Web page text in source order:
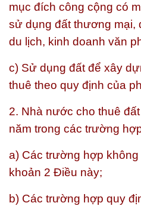
mục đích công cộng có
sử dụng đất thương mại,
du lịch, kinh doanh văn
c) Sử dụng đất để xây
thuê theo quy định của
2. Nhà nước cho thuê
năm trong các trường
a) Các trường hợp
khoản 2 Điều này;
b) Các trường hợp quy